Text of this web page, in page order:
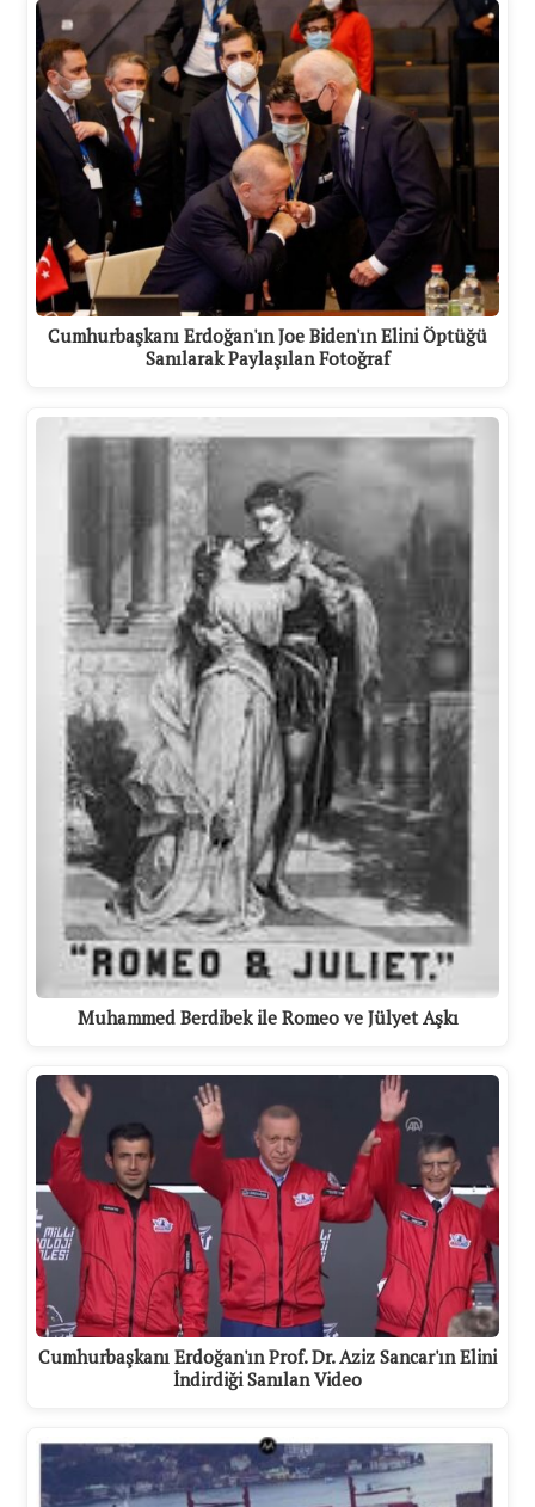
Cumhurbaşkanı Erdoğan'ın Joe Biden'ın Elini Öptüğü
Sanılarak Paylaşılan Fotoğraf
Muhammed Berdibek ile Romeo ve Jülyet Aşkı
Cumhurbaşkanı Erdoğan'ın Prof. Dr. Aziz Sancar'ın Elini
İndirdiği Sanılan Video